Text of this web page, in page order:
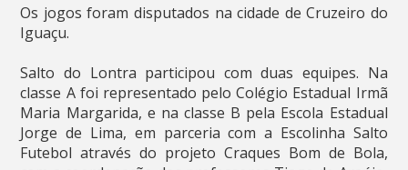
Os jogos foram disputados na cidade de Cruzeiro do
Iguaçu.
Salto do Lontra participou com duas equipes. Na
classe A foi representado pelo Colégio Estadual Irmã
Maria Margarida, e na classe B pela Escola Estadual
Jorge de Lima, em parceria com a Escolinha Salto
Futebol através do projeto Craques Bom de Bola,